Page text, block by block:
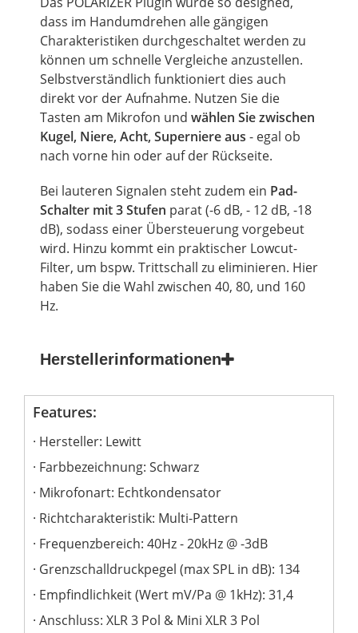
dass im Handumdrehen alle gängigen
Charakteristiken durchgeschaltet werden zu
können um schnelle Vergleiche anzustellen.
Selbstverständlich funktioniert dies auch
direkt vor der Aufnahme. Nutzen Sie die
Tasten am Mikrofon und wählen Sie zwischen
Kugel, Niere, Acht, Superniereaus - egal ob
nach vorne hin oder auf der Rückseite.
Bei lauteren Signalen steht zudem ein Pad-
Schalter mit 3 Stufen parat (-6 dB, - 12 dB, -18
dB), sodass einer Übersteuerung vorgebeut
wird. Hinzu kommt ein praktischer Lowcut-
Filter, um bspw. Trittschall zu eliminieren. Hier
haben Sie die Wahl zwischen 40, 80, und 160
Hz.
Herstellerinformationen
Features:
Hersteller: Lewitt
Farbbezeichnung: Schwarz
Mikrofonart: Echtkondensator
Richtcharakteristik: Multi-Pattern
Frequenzbereich: 40Hz - 20kHz @ -3dB
Grenzschalldruckpegel (max SPL in dB): 134
Empfindlichkeit (Wert mV/Pa @ 1kHz): 31,4
Anschluss: XLR 3 Pol & Mini XLR 3 Pol